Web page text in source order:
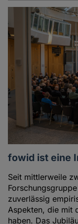
fowid ist eine
Seit mittlerweile
zuverlässig
Aspekten, die mit
haben. Das